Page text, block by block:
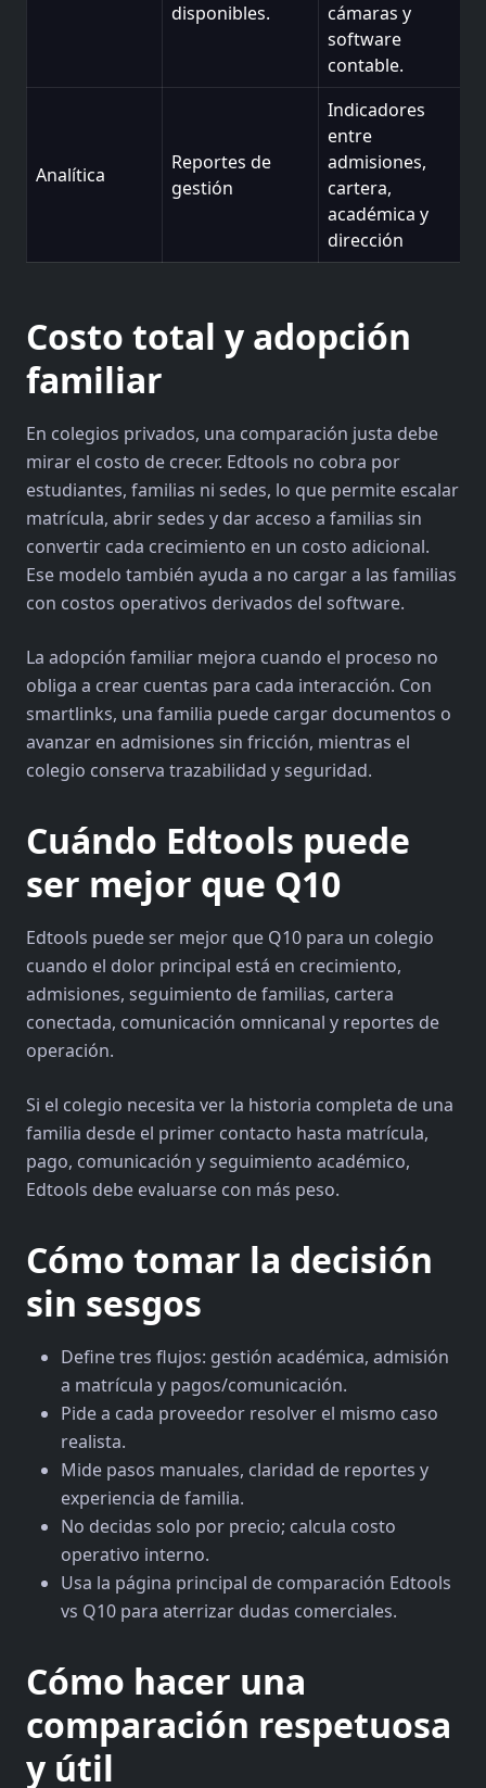
disponibles.
cámaras y
software
contable.
Analítica
Reportes de
gestión
Indicadores
entre
admisiones,
cartera,
académica y
dirección
Costo total y adopción
familiar
En colegios privados, una comparación justa debe
mirar el costo de crecer. Edtools no cobra por
estudiantes, familias ni sedes, lo que permite escalar
matrícula, abrir sedes y dar acceso a familias sin
convertir cada crecimiento en un costo adicional.
Ese modelo también ayuda a no cargar a las familias
con costos operativos derivados del software.
La adopción familiar mejora cuando el proceso no
obliga a crear cuentas para cada interacción. Con
smartlinks, una familia puede cargar documentos o
avanzar en admisiones sin fricción, mientras el
colegio conserva trazabilidad y seguridad.
Cuándo Edtools puede
ser mejor que Q10
Edtools puede ser mejor que Q10 para un colegio
cuando el dolor principal está en crecimiento,
admisiones, seguimiento de familias, cartera
conectada, comunicación omnicanal y reportes de
operación.
Si el colegio necesita ver la historia completa de una
familia desde el primer contacto hasta matrícula,
pago, comunicación y seguimiento académico,
Edtools debe evaluarse con más peso.
Cómo tomar la decisión
sin sesgos
Define tres flujos: gestión académica, admisión
a matrícula y pagos/comunicación.
Pide a cada proveedor resolver el mismo caso
realista.
Mide pasos manuales, claridad de reportes y
experiencia de familia.
No decidas solo por precio; calcula costo
operativo interno.
Usa la página principal de comparación Edtools
vs Q10 para aterrizar dudas comerciales.
Cómo hacer una
comparación respetuosa
y útil